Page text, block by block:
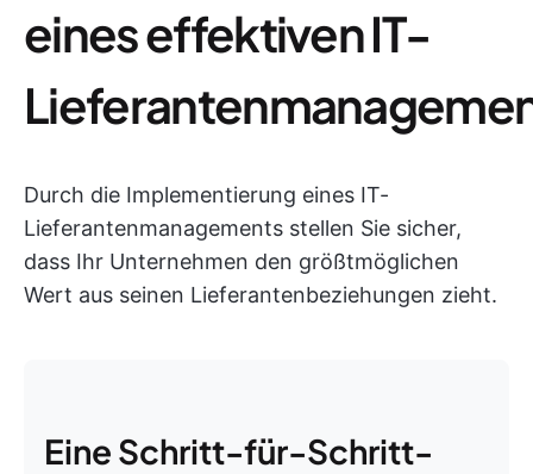
eines effektiven IT-
Durch die Implementierung eines IT-
Lieferantenmanagements stellen Sie sicher,
dass Ihr Unternehmen den größtmöglichen
Wert aus seinen Lieferantenbeziehungen zieht.
Eine Schritt-für-Schritt-